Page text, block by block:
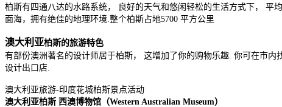
柏斯有四通八达的水路系统， 良好的天气和悠闲轻松的生活方式下， 平
面海，拥有绝佳的地理环境.整个柏斯占地5700 平方公里
澳大利亚柏斯的旅游特色
有部份澳洲著名的设计师居于柏斯， 这增加了你的购物乐趣. 你可在市内
设计出口店.
澳大利亚旅游-印度花城柏斯景点活动
澳大利亚柏斯 西澳博物馆（Western Australian Museum）